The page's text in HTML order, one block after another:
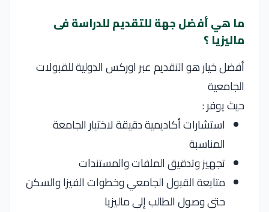
ما هي أفضل جهة للتقديم للدراسة فى
ماليزيا ؟
أفضل خيار هو التقديم عبر اوركس الدولية للقبولات
الجامعية
حيث يوفر :
استشارات أكاديمية دقيقة لاختيار الجامعة
المناسبة
تجهيز وتدقيق الملفات والمستندات
متابعة القبول الجامعي وخطوات الفيزا والسكن
حتى وصول الطالب إلى ماليزيا